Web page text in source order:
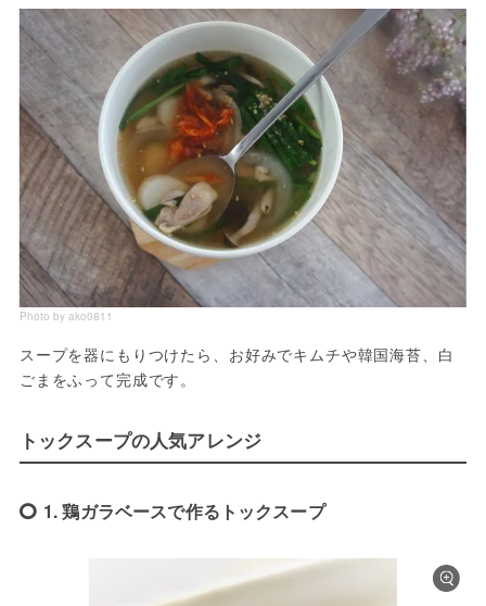
Photo by ako0811
スープを器にもりつけたら、お好みでキムチや韓国海苔、白
ごまをふって完成です。
トックスープの人気アレンジ
1. 鶏ガラベースで作るトックスープ